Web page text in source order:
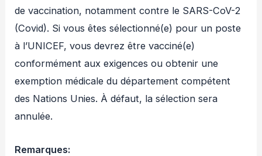
de vaccination, notamment contre le SARS-CoV-2
(Covid). Si vous êtes sélectionné(e) pour un poste
à l’UNICEF, vous devrez être vacciné(e)
conformément aux exigences ou obtenir une
exemption médicale du département compétent
des Nations Unies. À défaut, la sélection sera
annulée.
Remarques: